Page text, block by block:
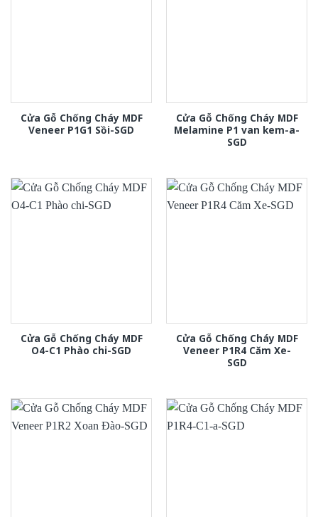
Cửa Gỗ Chống Cháy MDF
Veneer P1G1 Sồi-SGD
Cửa Gỗ Chống Cháy MDF
Melamine P1 van kem-a-
SGD
Cửa Gỗ Chống Cháy MDF
O4-C1 Phào chi-SGD
Cửa Gỗ Chống Cháy MDF
Veneer P1R4 Căm Xe-
SGD